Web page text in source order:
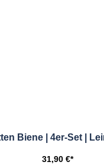
Biene | 4er-Set |
31,90 €*